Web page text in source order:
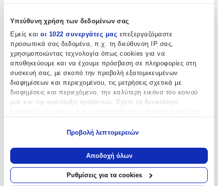
Υπεύθυνη χρήση των δεδομένων σας
Εμείς και οι 1022 συνεργάτες μας επεξεργαζόμαστε
προσωπικά σας δεδομένα, π.χ. τη διεύθυνση IP σας,
χρησιμοποιώντας τεχνολογία όπως cookies για να
αποθηκεύουμε και να έχουμε πρόσβαση σε πληροφορίες στη
συσκευή σας, με σκοπό την προβολή εξατομικευμένων
διαφημίσεων και περιεχομένου, τις μετρήσεις σχετικά με
διαφημίσεις και περιεχόμενο, την καλύτερη εικόνα του κοινού
μας και την ανάπτυξη προϊόντων. Έχετε τη δυνατότητα
Να συλλέξουμε πληροφορίες σχετικά με τη γεωγραφική
σας τοποθεσία, οι οποίες μπορεί να είναι ακριβείς σε
απόσταση μερικών μέτρων
Να αναγνωρίσουμε τη συσκευή σας σαρώνοντας ενεργά
Προβολή λεπτομερειών
Αποδοχή όλων
Ρυθμίσεις για τα cookies
Δίχρωμη:
Όχι
Επιχρυσωμένη:
Όχι
Φύλο:
Unisex
Χρώμα Υλικού:
Τύπος